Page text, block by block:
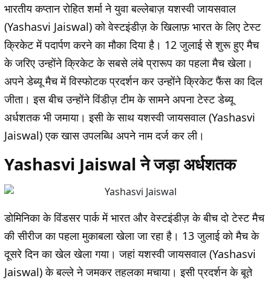
भारतीय कप्तान रोहित शर्मा ने युवा बल्लेबाज़ यशस्वी जायसवाल
(Yashasvi Jaiswal) को वेस्टइंडीज़ के खिलाफ़ भारत के लिए टेस्ट
क्रिकेट में पदार्पण करने का मौका दिया है। 12 जुलाई से शुरू हुए मैच
के जरिए उन्होंने क्रिकेट के सबसे लंबे प्रारूप का पहला मैच खेला।
अपने डेब्यू मैच में विस्फोटक प्रदर्शन कर उन्होंने क्रिकेट फैंस का दिल
जीता। इस बीच उन्होंने विंडीज़ टीम के सामने अपना टेस्ट डेब्यू
अर्धशतक भी जमाया। इसी के साथ यशस्वी जायसवाल (Yashasvi
Jaiswal) एक खास उपलब्धि अपने नाम दर्ज कर ली।
Yashasvi Jaiswal ने जड़ा अर्धशतक
डोमिनिका के विंडसर पार्क में भारत और वेस्टइंडीज़ के बीच दो टेस्ट मैच
की सीरीज का पहला मुकाबला खेला जा रहा है। 13 जुलाई को मैच के
दूसरे दिन का खेल खेला गया। जहां यशस्वी जायसवाल (Yashasvi
Jaiswal) के बल्ले ने जमकर तहलका मचाया। इसी प्रदर्शन के बूते